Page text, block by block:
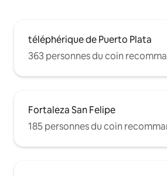
téléphérique de Puerto Plata
363 personnes du coin
Fortaleza San Felipe
185 personnes du coin